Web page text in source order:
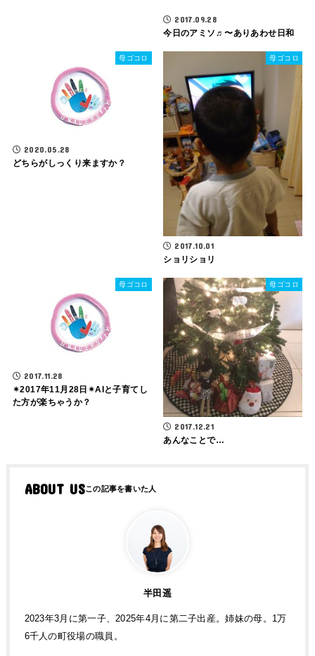
2017.09.28
今日のアミソ♬〜ありあわせ日和
母ゴコロ
2020.05.28
どちらがしっくり来ますか？
母ゴコロ
2017.10.01
ショリショリ
母ゴコロ
2017.11.28
✴2017年11月28日✴AIと子育てし
た方が楽ちゃうか？
母ゴコロ
2017.12.21
あんなことで…
ABOUT US
半田遥
2023年3月に第一子、2025年4月に第二子出産。姉妹の母。1万
6千人の町役場の職員。